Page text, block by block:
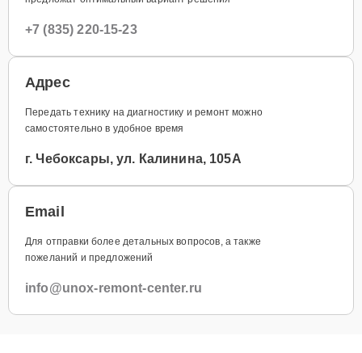
+7 (835) 220-15-23
Адрес
Передать технику на диагностику и ремонт можно
самостоятельно в удобное время
г. Чебоксары, ул. Калинина, 105А
Email
Для отправки более детальных вопросов, а также
пожеланий и предложений
info@unox-remont-center.ru